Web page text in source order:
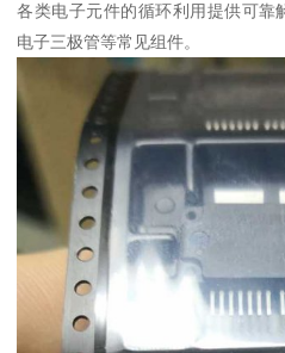
各类电子元件的循环利用提供可靠
电子三极管等常见组件。